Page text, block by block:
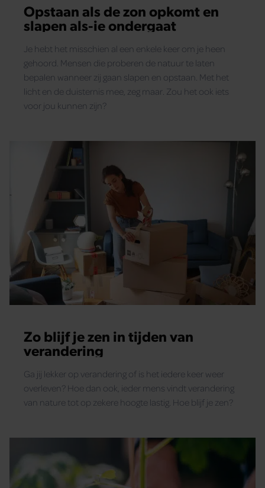
Opstaan als de zon opkomt en
slapen als-ie ondergaat
Je hebt het misschien al een enkele keer om je heen
gehoord. Mensen die proberen de natuur te laten
bepalen wanneer zij gaan slapen en opstaan. Met het
licht en de duisternis mee, zeg maar. Zou het ook iets
voor jou kunnen zijn?
Zo blijf je zen in tijden van
verandering
Ga jij lekker op verandering of is het iedere keer weer
overleven? Hoe dan ook, ieder mens vindt verandering
van nature tot op zekere hoogte lastig. Hoe blijf je zen?